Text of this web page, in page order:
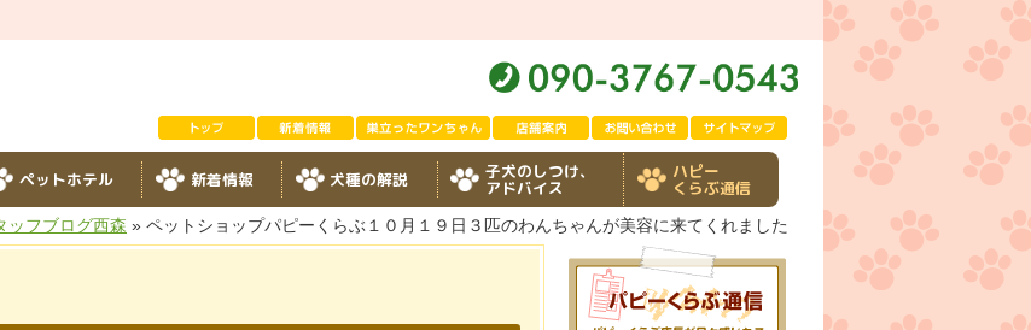
ペットホテル 新着情報 犬種の解説 子犬のしつけ、
アドバイス
ハピー
くらぶ通信
ッフブログ西森 » ペットショップパピーくらぶ１０月１９日３匹のわんちゃんが美容に来てくれました